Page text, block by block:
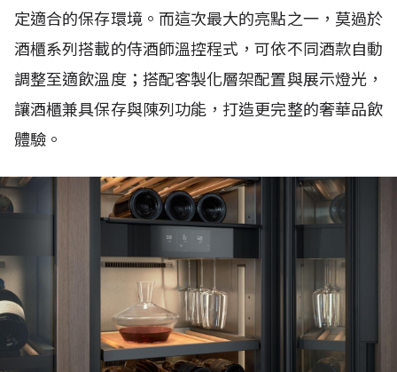
定適合的保存環境。而這次最大的亮點之一，莫過於
酒櫃系列搭載的侍酒師溫控程式，可依不同酒款自動
調整至適飲溫度；搭配客製化層架配置與展示燈光，
讓酒櫃兼具保存與陳列功能，打造更完整的奢華品飲
體驗。